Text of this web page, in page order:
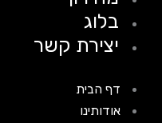
בלוג
יצירת קשר
דף הבית
אודותינו